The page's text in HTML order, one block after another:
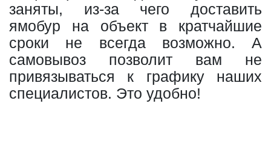
заняты, из-за чего доставить
ямобур на объект в кратчайшие
сроки не всегда возможно. А
самовывоз позволит вам не
привязываться к графику наших
специалистов. Это удобно!